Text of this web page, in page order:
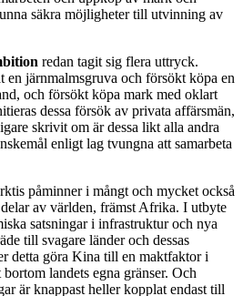
säkra möjligheter till utvinning av
redan tagit sig flera uttryck.
en järnmalmsgruva och försökt köpa en
och försökt köpa mark med oklart
dessa försök av privata affärsmän,
skrivit om är dessa likt alla andra
enligt lag tvungna att samarbeta
påminner i mångt och mycket också
av världen, främst Afrika. I utbyte
satsningar i infrastruktur och nya
till svagare länder och dessas
detta göra Kina till en maktfaktor i
landets egna gränser. Och
är knappast heller kopplat endast till